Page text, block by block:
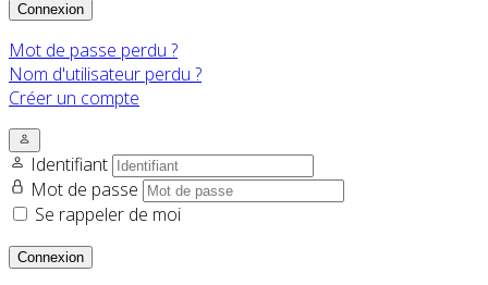
Connexion
Mot de passe perdu ?
Nom d'utilisateur perdu ?
Créer un compte
Identifiant
Mot de passe
Se rappeler de moi
Connexion